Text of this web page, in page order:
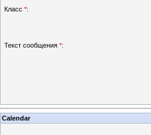
Класс *:
Текст сообщения *:
Calendar